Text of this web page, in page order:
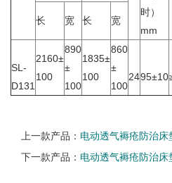
时）
mm
长 宽 长 宽
SL-
D131
2160±
100
890
±
100
1835±
100
860
±
100
2495±10
上一款产品： 电动透气褥疮防治床
下一款产品： 电动透气褥疮防治床